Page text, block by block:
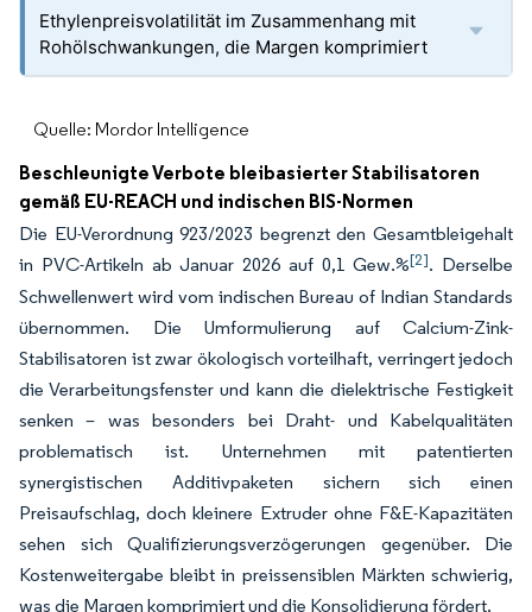
Ethylenpreisvolatilität im Zusammenhang mit
Rohölschwankungen, die Margen komprimiert
Quelle: Mordor Intelligence
Beschleunigte Verbote bleibasierter Stabilisatoren
gemäß EU-REACH und indischen BIS-Normen
Die EU-Verordnung 923/2023 begrenzt den Gesamtbleigehalt
in PVC-Artikeln ab Januar 2026 auf 0,1 Gew.%[2]. Derselbe
Schwellenwert wird vom indischen Bureau of Indian Standards
übernommen. Die Umformulierung auf Calcium-Zink-
Stabilisatoren ist zwar ökologisch vorteilhaft, verringert jedoch
die Verarbeitungsfenster und kann die dielektrische Festigkeit
senken – was besonders bei Draht- und Kabelqualitäten
problematisch ist. Unternehmen mit patentierten
synergistischen Additivpaketen sichern sich einen
Preisaufschlag, doch kleinere Extruder ohne F&E-Kapazitäten
sehen sich Qualifizierungsverzögerungen gegenüber. Die
Kostenweitergabe bleibt in preissensiblen Märkten schwierig,
was die Margen komprimiert und die Konsolidierung fördert.